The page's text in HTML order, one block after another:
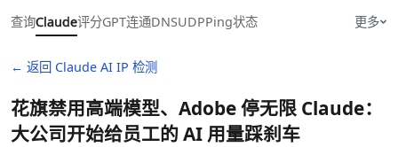
查询Claude评分GPT连通DNSUDPPing状态 更多
← 返回 Claude AI IP 检测
花旗禁用高端模型、Adobe 停无限 Claude：
大公司开始给员工的 AI 用量踩刹车